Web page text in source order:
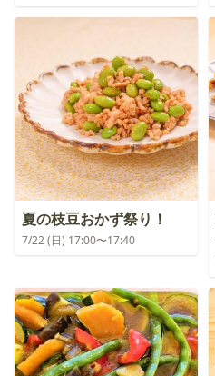
夏の枝豆おかず祭り！
7/22 (日) 17:00〜17:40